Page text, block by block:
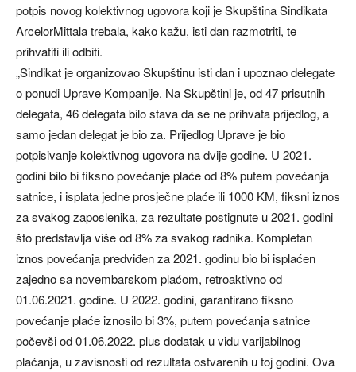
potpis novog kolektivnog ugovora koji je Skupština Sindikata
ArcelorMittala trebala, kako kažu, isti dan razmotriti, te
prihvatiti ili odbiti.
„Sindikat je organizovao Skupštinu isti dan i upoznao delegate
o ponudi Uprave Kompanije. Na Skupštini je, od 47 prisutnih
delegata, 46 delegata bilo stava da se ne prihvata prijedlog, a
samo jedan delegat je bio za. Prijedlog Uprave je bio
potpisivanje kolektivnog ugovora na dvije godine. U 2021.
godini bilo bi fiksno povećanje plaće od 8% putem povećanja
satnice, i isplata jedne prosječne plaće ili 1000 KM, fiksni iznos
za svakog zaposlenika, za rezultate postignute u 2021. godini
što predstavlja više od 8% za svakog radnika. Kompletan
iznos povećanja predviđen za 2021. godinu bio bi isplaćen
zajedno sa novembarskom plaćom, retroaktivno od
01.06.2021. godine. U 2022. godini, garantirano fiksno
povećanje plaće iznosilo bi 3%, putem povećanja satnice
počevši od 01.06.2022. plus dodatak u vidu varijabilnog
plaćanja, u zavisnosti od rezultata ostvarenih u toj godini. Ova